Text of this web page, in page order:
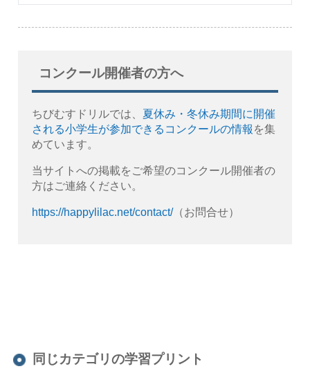
コンクール開催者の方へ
ちびむすドリルでは、 夏休み・冬休み期間に開催
される小学生が参加できるコンクールの情報 を集
めています。
当サイトへの掲載をご希望のコンクール開催者の
方はご連絡ください。
https://happylilac.net/contact/（お問合せ）
同じカテゴリの学習プリント